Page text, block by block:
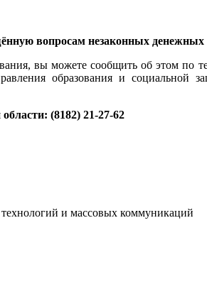
вопросам незаконных денежных
вы можете сообщить об этом по
образования и социальной
(8182) 21-27-62
и массовых коммуникаций